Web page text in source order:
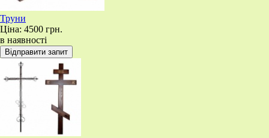
Труни
Ціна: 4500 грн.
в наявності